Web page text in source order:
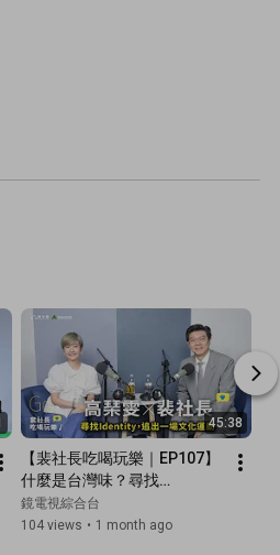
45:38
【裴社長吃喝玩樂｜EP107】
什麼是台灣味？尋找
Identity，追出一場文化運
動，ft. 美食家的自學之路Liz
鏡電視綜合台
104 views • 1 month ago